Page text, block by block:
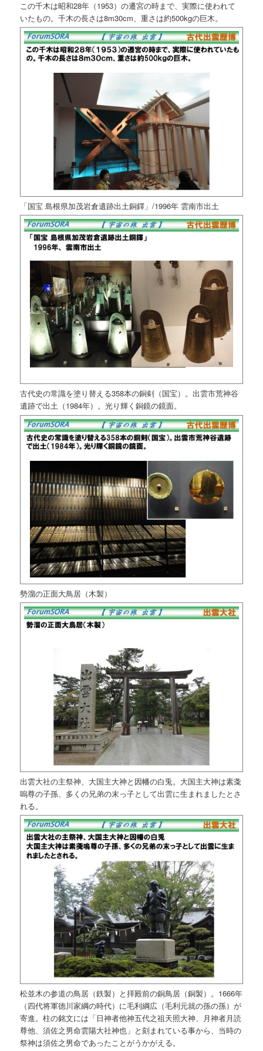
この千木は昭和28年（1953）の遷宮の時まで、実際に使われて
いたもの。千木の長さは8m30cm、重さは約500kgの巨木。
「国宝 島根県加茂岩倉遺跡出土銅鐸」/ 1996年 雲南市出土
古代史の常識を塗り替える358本の銅剣（国宝）。出雲市荒神谷
遺跡で出土（1984年）。光り輝く銅鏡の鏡面。
勢溜の正面大鳥居（木製）
出雲大社の主祭神、大国主大神と因幡の白兎。大国主大神は素戔
嗚尊の子孫、多くの兄弟の末っ子として出雲に生まれましたとさ
れる。
松並木の参道の鳥居（鉄製）と拝殿前の銅鳥居（銅製）。1666年
（四代将軍徳川家綱の時代）に毛利綱広（毛利元就の孫の孫）が
寄進。柱の銘文には「日神者他神五代之祖天照大神、月神者月読
尊他、須佐之男命雲陽大社神也」と刻まれている事から、当時の
祭神は須佐之男命であったことがうかがえる。